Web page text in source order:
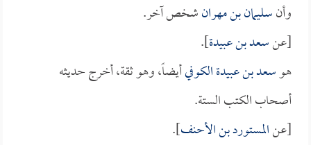
وأنسليمان بن مهرانشخص آخر.
[عنسعد بن عبيدة].
هوسعد بن عبيدة الكوفيأيضاً، وهو ثقة، أخرج حديثه
أصحاب الكتب الستة.
[عنالمستورد بن الأحنف].